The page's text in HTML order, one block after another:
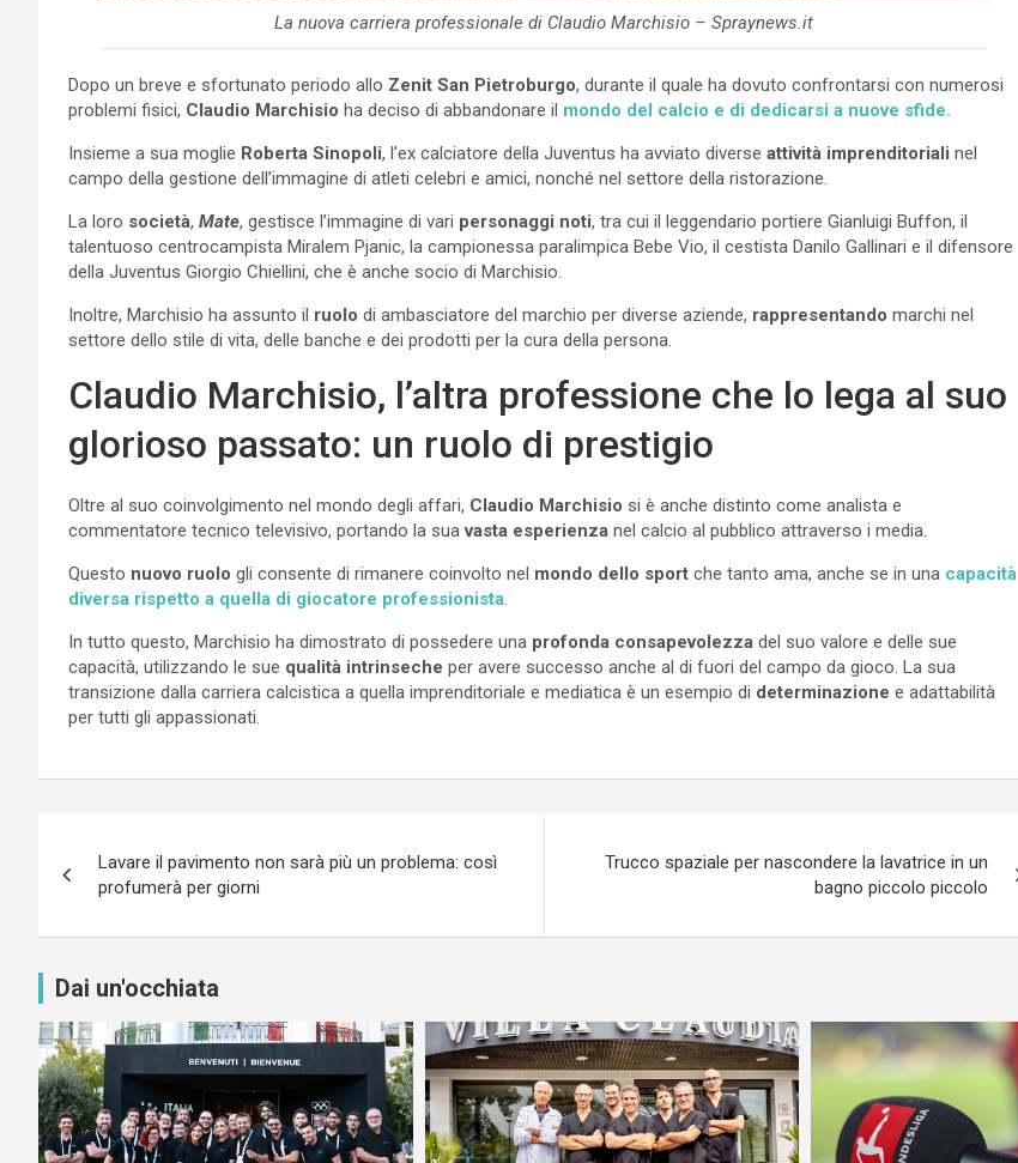
La nuova carriera professionale di Claudio Marchisio – Spraynews.it
Dopo un breve e sfortunato periodo allo Zenit San Pietroburgo, durante il quale ha dovuto confrontarsi con numerosi
problemi fisici, Claudio Marchisio ha deciso di abbandonare il mondo del calcio e di dedicarsi a nuove sfide.
Insieme a sua moglie Roberta Sinopoli, l’ex calciatore della Juventus ha avviato diverse attività imprenditoriali nel
campo della gestione dell’immagine di atleti celebri e amici, nonché nel settore della ristorazione.
La loro società, Mate, gestisce l’immagine di vari personaggi noti, tra cui il leggendario portiere Gianluigi Buffon, il
talentuoso centrocampista Miralem Pjanic, la campionessa paralimpica Bebe Vio, il cestista Danilo Gallinari e il difensore
della Juventus Giorgio Chiellini, che è anche socio di Marchisio.
Inoltre, Marchisio ha assunto il ruolo di ambasciatore del marchio per diverse aziende, rappresentando marchi nel
settore dello stile di vita, delle banche e dei prodotti per la cura della persona.
Claudio Marchisio, l’altra professione che lo lega al suo
glorioso passato: un ruolo di prestigio
Oltre al suo coinvolgimento nel mondo degli affari, Claudio Marchisio si è anche distinto come analista e
commentatore tecnico televisivo, portando la suavasta esperienza nel calcio al pubblico attraverso i media.
Questo nuovo ruolo gli consente di rimanere coinvolto nel mondo dello sport che tanto ama, anche se in una capacità
diversa rispetto a quella di giocatore professionista
In tutto questo, Marchisio ha dimostrato di possedere una profonda consapevolezza del suo valore e delle sue
capacità, utilizzando le sue qualità intrinseche per avere successo anche al di fuori del campo da gioco. La sua
transizione dalla carriera calcistica a quella imprenditoriale e mediatica è un esempio di determinazione e adattabilità
per tutti gli appassionati.
articoli
Lavare il pavimento non sarà più un problema: così
profumerà per giorni
Trucco spaziale per nascondere la lavatrice in un
bagno piccolo piccolo
Dai un'occhiata